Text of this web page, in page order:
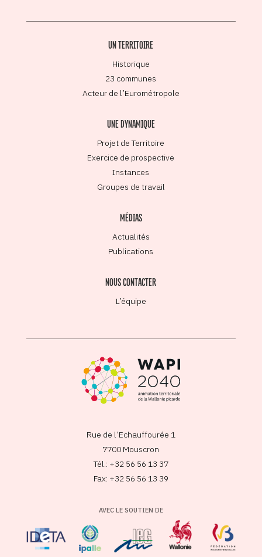
UN TERRITOIRE
Historique
23 communes
Acteur de l’Eurométropole
UNE DYNAMIQUE
Projet de Territoire
Exercice de prospective
Instances
Groupes de travail
MÉDIAS
Actualités
Publications
NOUS CONTACTER
L’équipe
Rue de l’Echauffourée 1
7700 Mouscron
Tél.: +32 56 56 13 37
Fax: +32 56 56 13 39
AVEC LE SOUTIEN DE